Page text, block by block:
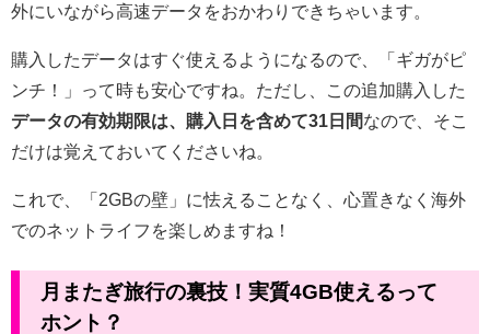
外にいながら高速データをおかわりできちゃいます。
購入したデータはすぐ使えるようになるので、「ギガがピ
ンチ！」って時も安心ですね。ただし、この追加購入した
データの有効期限は、購入日を含めて31日間なので、そこ
だけは覚えておいてくださいね。
これで、「2GBの壁」に怯えることなく、心置きなく海外
でのネットライフを楽しめますね！
月またぎ旅行の裏技！実質4GB使えるって
ホント？